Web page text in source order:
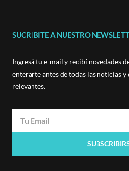
SUCRIBITE A NUESTRO
Ingresá tu e-mail y recibí novedades
enterarte antes de todas las noticias
relevantes.